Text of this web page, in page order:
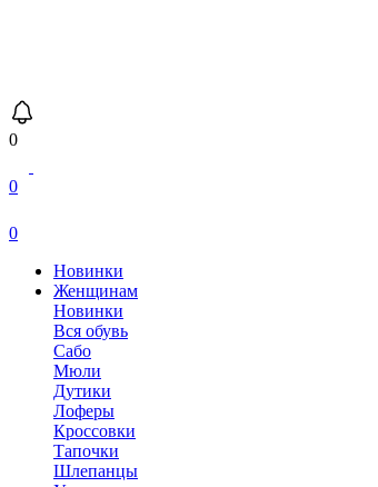
0
0
0
Новинки
Женщинам
Новинки
Вся обувь
Сабо
Мюли
Дутики
Лоферы
Кроссовки
Тапочки
Шлепанцы